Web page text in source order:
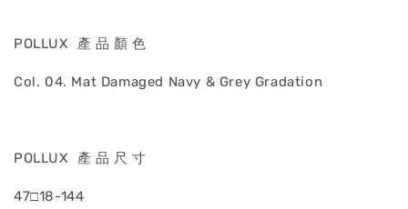
POLLUX 產 品 顏 色
Col. 04. Mat Damaged Navy & Grey Gradation
POLLUX 產 品 尺 寸
47□18-144